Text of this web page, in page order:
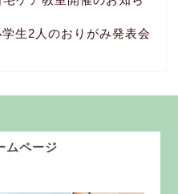
生2人のおりがみ発表会
ムページ